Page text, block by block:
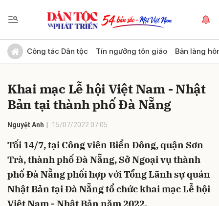
Công tác Dân tộc Tín ngưỡng tôn giáo Bản làng
Khai mạc Lễ hội Việt Nam - Nhật
Bản tại thành phố Đà Nẵng
Nguyệt Anh 15/07/2022 07:05
Tối 14/7, tại Công viên Biển Đông, quận Sơn
Trà, thành phố Đà Nẵng, Sở Ngoại vụ thành
phố Đà Nẵng phối hợp với Tổng Lãnh sự quán
Nhật Bản tại Đà Nẵng tổ chức khai mạc Lễ hội
Việt Nam - Nhật Bản năm 2022.
Gửi bình luận
Hủy Gửi